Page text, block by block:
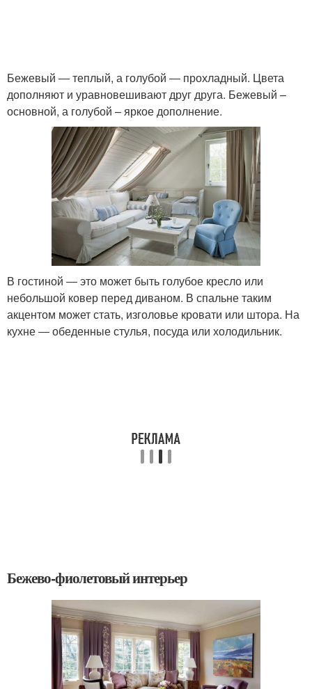
Бежевый ― теплый, а голубой ― прохладный. Цвета
дополняют и уравновешивают друг друга. Бежевый –
основной, а голубой – яркое дополнение.
В гостиной ― это может быть голубое кресло или
небольшой ковер перед диваном. В спальне таким
акцентом может стать, изголовье кровати или штора. На
кухне ― обеденные стулья, посуда или холодильник.
Бежево-фиолетовый интерьер